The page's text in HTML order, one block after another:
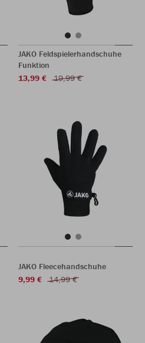
JAKO Feldspielerhandschuhe
Funktion
13,99 €
19,99 €
JAKO Fleecehandschuhe
9,99 €
14,99 €